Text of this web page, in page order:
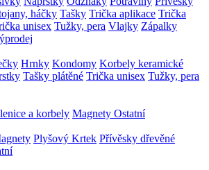
háčky Tašky Trička aplikace Trička
unisex Tužky, pera Vlajky Zápalky
Hrnky Kondomy Korbely keramické
Tašky plátěné Trička unisex Tužky, pera
a korbely Magnety Ostatní
Plyšový Krtek Přívěsky dřevěné